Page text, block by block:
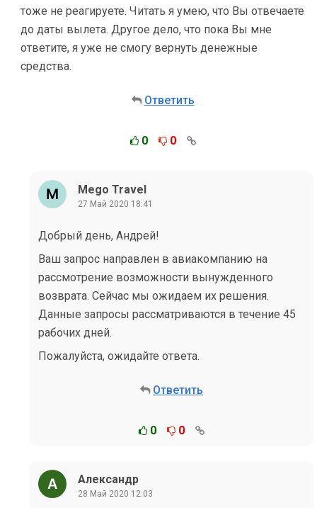
тоже не реагируете. Читать я умею, что Вы отвечаете
до даты вылета. Другое дело, что пока Вы мне
ответите, я уже не смогу вернуть денежные
средства.
Ответить
0 0
Mego Travel
27 Май 2020 18:41
Добрый день, Андрей!
Ваш запрос направлен в авиакомпанию на
рассмотрение возможности вынужденного
возврата. Сейчас мы ожидаем их решения.
Данные запросы рассматриваются в течение 45
рабочих дней.
Пожалуйста, ожидайте ответа.
Ответить
0 0
Александр
28 Май 2020 12:03